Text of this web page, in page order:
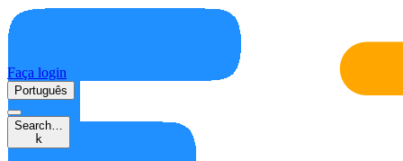
Faça login
Português
Search…
k